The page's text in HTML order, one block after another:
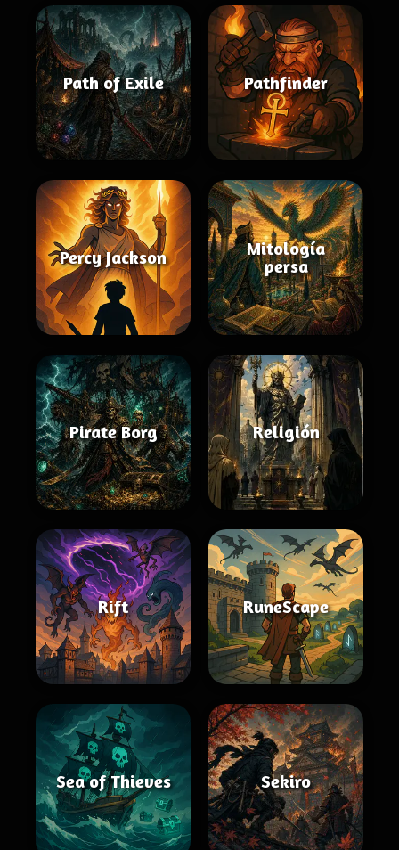
Path of Exile Pathfinder
Percy Jackson
Mitología
persa
Pirate Borg Religión
Rift RuneScape
Sea of Thieves Sekiro